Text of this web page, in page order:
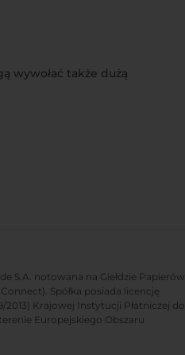
wywołać także dużą
S.A. notowana na Giełdzie Papierów
Spółka posiada licencję
Krajowej Instytucji Płatniczej do
Europejskiego Obszaru